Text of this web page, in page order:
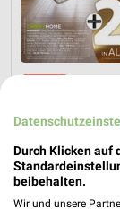
Noch heute gültig
XXXLutz
Durch Klicken auf
beibehalten.
Wir und unsere